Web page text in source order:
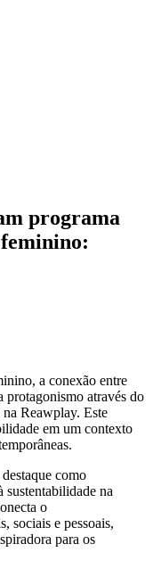
programa
a conexão entre
protagonismo através do
Reawplay. Este
em um contexto
como
sustentabilidade na
o
sociais e pessoais,
para os